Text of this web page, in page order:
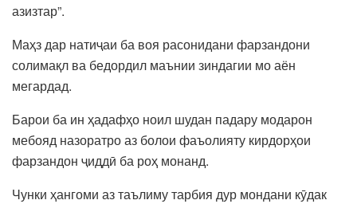
азизтар”.
Маҳз дар натиҷаи ба воя расонидани фарзандони
солимақл ва бедордил маънии зиндагии мо аён
мегардад.
Барои ба ин ҳадафҳо ноил шудан падару модарон
мебояд назоратро аз болои фаъолияту кирдорҳои
фарзандон ҷиддӣ ба роҳ монанд.
Чунки ҳангоми аз таълиму тарбия дур мондани кӯдак